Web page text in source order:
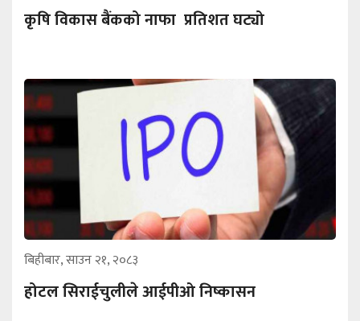
कृषि विकास बैंकको नाफा प्रतिशत घट्यो
बिहीबार, साउन २१, २०८३
होटल सिराईचुलीले आईपीओ निष्कासन